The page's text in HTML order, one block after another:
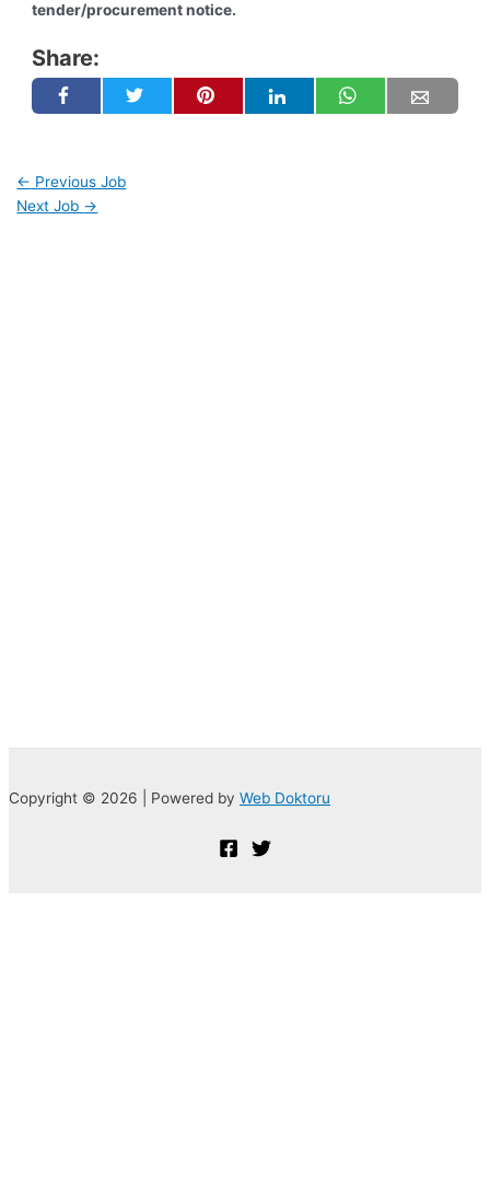
tender/procurement notice.
Share:
← Previous Job
Next Job →
Copyright © 2026 | Powered by Web Doktoru